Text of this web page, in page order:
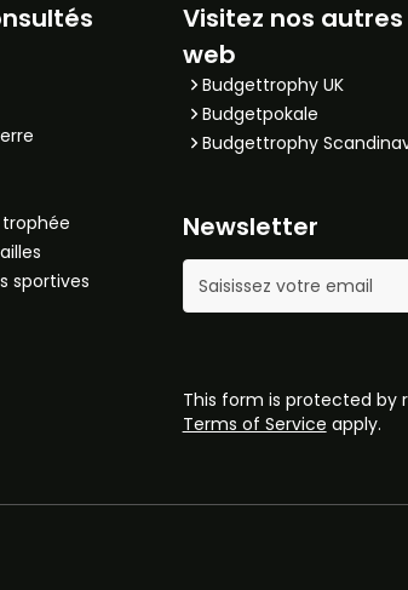
sportives
Visitez nos
web
Budgettrophy UK
Budgetpokale
Budgettrophy
Newsletter
Adresse mail
This form is protected by
Terms of Service apply.